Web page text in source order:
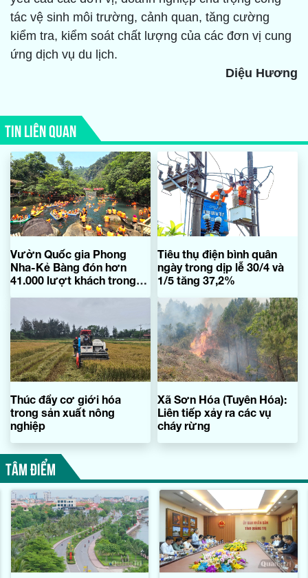
tác vệ sinh môi trường, cảnh quan, tăng cường
kiểm tra, kiểm soát chất lượng của các đơn vị cung
ứng dịch vụ du lịch.
Diệu Hương
TIN LIÊN QUAN
Vườn Quốc gia Phong
Nha-Kẻ Bàng đón hơn
41.000 lượt khách trong
Tiêu thụ điện bình quân
ngày trong dịp lễ 30/4 và
1/5 tăng 37,2%
Thúc đẩy cơ giới hóa
trong sản xuất nông
nghiệp
Xã Sơn Hóa (Tuyên Hóa):
Liên tiếp xảy ra các vụ
cháy rừng
TÂM ĐIỂM